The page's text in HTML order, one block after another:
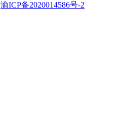
渝ICP备2020014586号-2